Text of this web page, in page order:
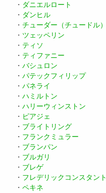
・ ダニエルロート
・ ダンヒル
・ チューダー（チュードル）
・ ツェッペリン
・ ティソ
・ ティファニー
・ バシュロン
・ パテックフィリップ
・ パネライ
・ ハミルトン
・ ハリーウィンストン
・ ピアジェ
・ ブライトリング
・ フランクミュラー
・ ブランパン
・ ブルガリ
・ ブレゲ
・ フレデリックコンスタント
・ ペキネ